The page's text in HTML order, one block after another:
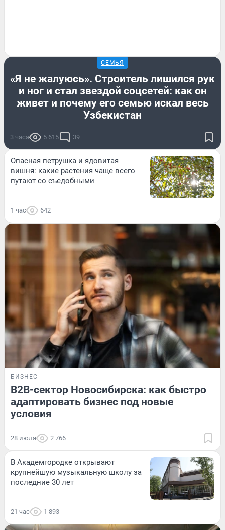
СЕМЬЯ
«Я не жалуюсь». Строитель лишился рук
и ног и стал звездой соцсетей: как он
живет и почему его семью искал весь
Узбекистан
3 часа 5 615 39
Опасная петрушка и ядовитая
вишня: какие растения чаще всего
путают со съедобными
1 час 642
БИЗНЕС
B2B-сектор Новосибирска: как быстро
адаптировать бизнес под новые
условия
28 июля 2 766
В Академгородке открывают
крупнейшую музыкальную школу за
последние 30 лет
21 час 1 893